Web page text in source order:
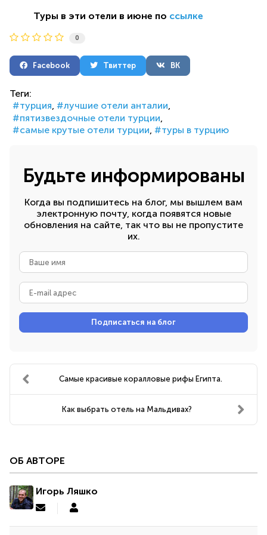
Туры в эти отели в июне по ссылке
0
Facebook Твиттер ВК
Теги:
турция
лучшие отели анталии
пятизвездочные отели турции
самые крутые отели турции
туры в турцию
Будьте информированы
Когда вы подпишитесь на блог, мы вышлем вам
электронную почту, когда появятся новые
обновления на сайте, так что вы не пропустите
их.
адрес
Подписаться на блог
Самые красивые коралловые рифы Египта.
Как выбрать отель на Мальдивах?
ОБ АВТОРЕ
Игорь Ляшко
Подписаться
обновление
Игорь